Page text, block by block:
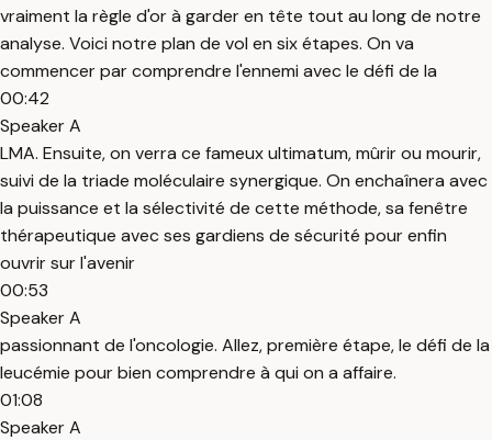
vraiment la règle d'or à garder en tête tout au long de notre
analyse. Voici notre plan de vol en six étapes. On va
commencer par comprendre l'ennemi avec le défi de la
00:42
Speaker A
LMA. Ensuite, on verra ce fameux ultimatum, mûrir ou mourir,
suivi de la triade moléculaire synergique. On enchaînera avec
la puissance et la sélectivité de cette méthode, sa fenêtre
thérapeutique avec ses gardiens de sécurité pour enfin
ouvrir sur l'avenir
00:53
Speaker A
passionnant de l'oncologie. Allez, première étape, le défi de la
leucémie pour bien comprendre à qui on a affaire.
01:08
Speaker A